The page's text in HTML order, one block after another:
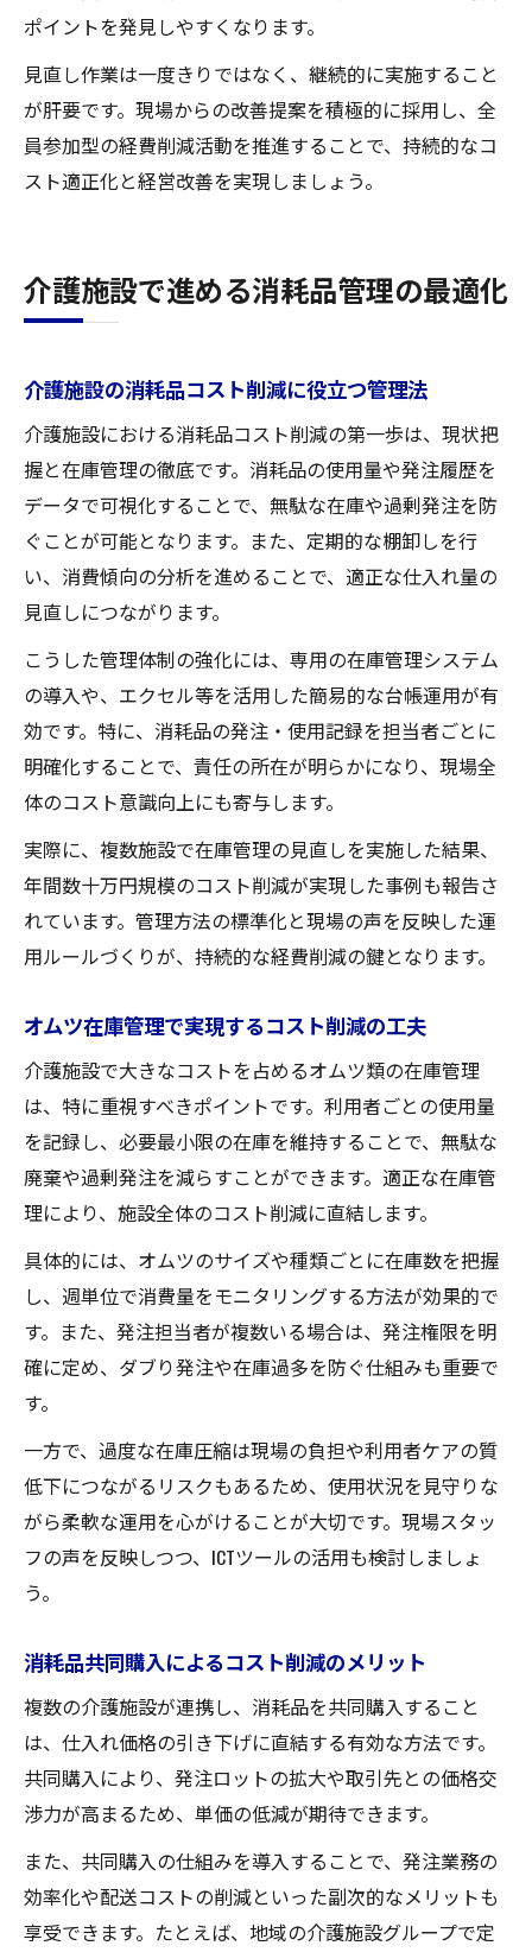
ポイントを発見しやすくなります。
見直し作業は一度きりではなく、継続的に実施すること
が肝要です。現場からの改善提案を積極的に採用し、全
員参加型の経費削減活動を推進することで、持続的なコ
スト適正化と経営改善を実現しましょう。
介護施設で進める消耗品管理の最適化
介護施設の消耗品コスト削減に役立つ管理法
介護施設における消耗品コスト削減の第一歩は、現状把
握と在庫管理の徹底です。消耗品の使用量や発注履歴を
データで可視化することで、無駄な在庫や過剰発注を防
ぐことが可能となります。また、定期的な棚卸しを行
い、消費傾向の分析を進めることで、適正な仕入れ量の
見直しにつながります。
こうした管理体制の強化には、専用の在庫管理システム
の導入や、エクセル等を活用した簡易的な台帳運用が有
効です。特に、消耗品の発注・使用記録を担当者ごとに
明確化することで、責任の所在が明らかになり、現場全
体のコスト意識向上にも寄与します。
実際に、複数施設で在庫管理の見直しを実施した結果、
年間数十万円規模のコスト削減が実現した事例も報告さ
れています。管理方法の標準化と現場の声を反映した運
用ルールづくりが、持続的な経費削減の鍵となります。
オムツ在庫管理で実現するコスト削減の工夫
介護施設で大きなコストを占めるオムツ類の在庫管理
は、特に重視すべきポイントです。利用者ごとの使用量
を記録し、必要最小限の在庫を維持することで、無駄な
廃棄や過剰発注を減らすことができます。適正な在庫管
理により、施設全体のコスト削減に直結します。
具体的には、オムツのサイズや種類ごとに在庫数を把握
し、週単位で消費量をモニタリングする方法が効果的で
す。また、発注担当者が複数いる場合は、発注権限を明
確に定め、ダブり発注や在庫過多を防ぐ仕組みも重要で
す。
一方で、過度な在庫圧縮は現場の負担や利用者ケアの質
低下につながるリスクもあるため、使用状況を見守りな
がら柔軟な運用を心がけることが大切です。現場スタッ
フの声を反映しつつ、ICTツールの活用も検討しましょ
う。
消耗品共同購入によるコスト削減のメリット
複数の介護施設が連携し、消耗品を共同購入すること
は、仕入れ価格の引き下げに直結する有効な方法です。
共同購入により、発注ロットの拡大や取引先との価格交
渉力が高まるため、単価の低減が期待できます。
また、共同購入の仕組みを導入することで、発注業務の
効率化や配送コストの削減といった副次的なメリットも
享受できます。たとえば、地域の介護施設グループで定